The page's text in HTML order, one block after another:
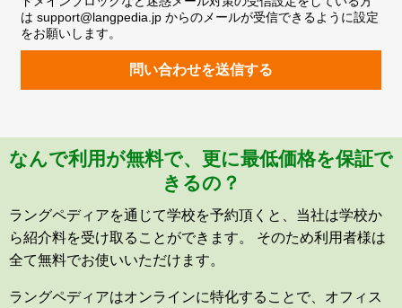
は support@langpedia.jp からのメールが受信できるように設定
をお願いします。
問い合わせを送信する
なんで利用が無料で、更に最低価格を保証で
きるの？
ラングペディアを通じて学校を予約頂くと、当社は学校か
ら紹介料を受け取ることができます。 そのため利用者様は
全て無料でお使いいただけます。
ラングペディアはオンラインに特化することで、オフィス